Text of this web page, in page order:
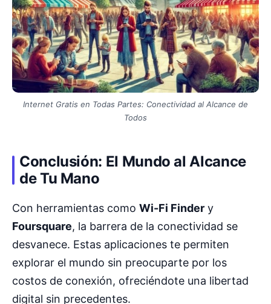
Internet Gratis en Todas Partes: Conectividad al Alcance de
Todos
Conclusión: El Mundo al Alcance
de Tu Mano
Con herramientas como Wi-Fi Finder y
Foursquare, la barrera de la conectividad se
desvanece. Estas aplicaciones te permiten
explorar el mundo sin preocuparte por los
costos de conexión, ofreciéndote una libertad
digital sin precedentes.